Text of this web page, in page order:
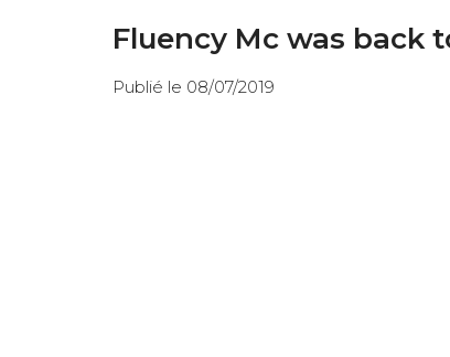
Fluency Mc was back
Publié le 08/07/2019